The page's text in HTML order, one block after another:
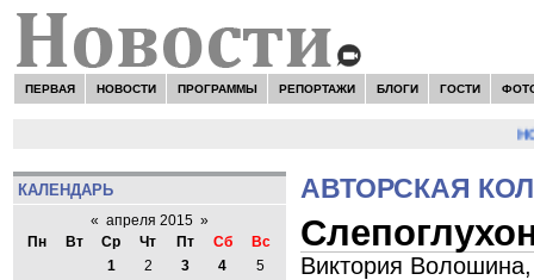
ПЕРВАЯ НОВОСТИ ПРОГРАММЫ РЕПОРТАЖИ БЛОГИ ГОСТИ
КАЛЕНДАРЬ
« апреля 2015 »
Пн
Вт Ср Чт Пт Сб
Вс
1
2 3 4
5
АВТОРСКАЯ
Виктория